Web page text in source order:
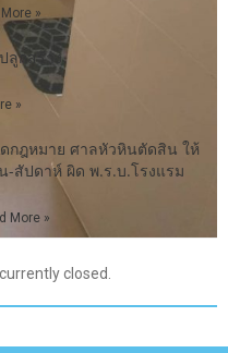
closed.
»
ลูกสร้าง
»
กฎหมาย ศาลหัวหินตัดสิน ให้
-สัปดาห์ ผิด พ.ร.บ.โรงแรม
More »